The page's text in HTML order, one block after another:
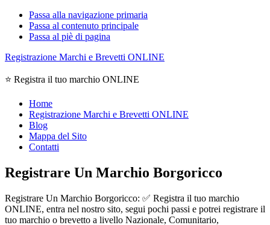
Passa alla navigazione primaria
Passa al contenuto principale
Passa al piè di pagina
Registrazione Marchi e Brevetti ONLINE
⭐ Registra il tuo marchio ONLINE
Home
Registrazione Marchi e Brevetti ONLINE
Blog
Mappa del Sito
Contatti
Registrare Un Marchio Borgoricco
Registrare Un Marchio Borgoricco: ✅ Registra il tuo marchio
ONLINE, entra nel nostro sito, segui pochi passi e potrei registrare il
tuo marchio o brevetto a livello Nazionale, Comunitario,